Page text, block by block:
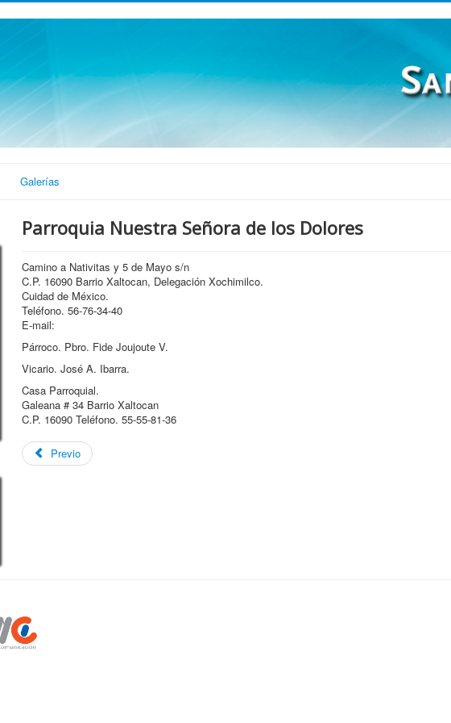
Galerías
Parroquia Nuestra Señora de los Dolores
Camino a Nativitas y 5 de Mayo s/n
C.P. 16090 Barrio Xaltocan, Delegación Xochimilco.
Cuidad de México.
Teléfono. 56-76-34-40
E-mail:
Párroco. Pbro. Fide Joujoute V.
Vicario. José A. Ibarra.
Casa Parroquial.
Galeana # 34 Barrio Xaltocan
C.P. 16090 Teléfono. 55-55-81-36
Previo